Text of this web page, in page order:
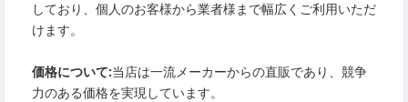
しており、個人のお客様から業者様まで幅広くご利用いただ
けます。
価格について:当店は一流メーカーからの直販であり、競争
力のある価格を実現しています。